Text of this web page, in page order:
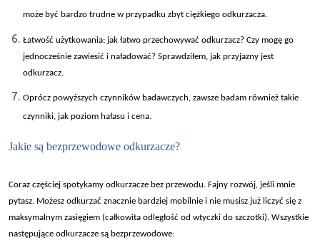
może być bardzo trudne w przypadku zbyt ciężkiego odkurzacza.
Łatwość użytkowania: jak łatwo przechowywać odkurzacz? Czy mogę go
jednocześnie zawiesić i naładować? Sprawdziłem, jak przyjazny jest
odkurzacz.
Oprócz powyższych czynników badawczych, zawsze badam również takie
czynniki, jak poziom hałasu i cena.
Jakie są bezprzewodowe odkurzacze?
Coraz częściej spotykamy odkurzacze bez przewodu. Fajny rozwój, jeśli mnie
pytasz. Możesz odkurzać znacznie bardziej mobilnie i nie musisz już liczyć się z
maksymalnym zasięgiem (całkowita odległość od wtyczki do szczotki). Wszystkie
następujące odkurzacze są bezprzewodowe: